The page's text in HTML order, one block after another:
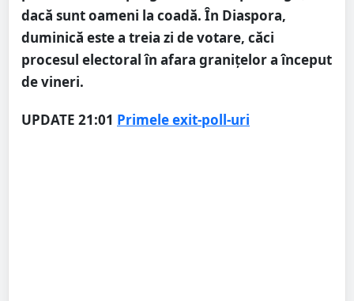
dacă sunt oameni la coadă. În Diaspora,
duminică este a treia zi de votare, căci
procesul electoral în afara granițelor a început
de vineri.
UPDATE 21:01 Primele exit-poll-uri